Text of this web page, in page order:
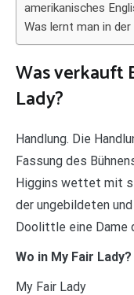
amerikanisches
Was lernt man in
Was verkauft
Lady?
Handlung. Die
Fassung des
Higgins wettet mit
der ungebildeten
Doolittle eine Dame
Wo in My Fair Lady?
My Fair Lady